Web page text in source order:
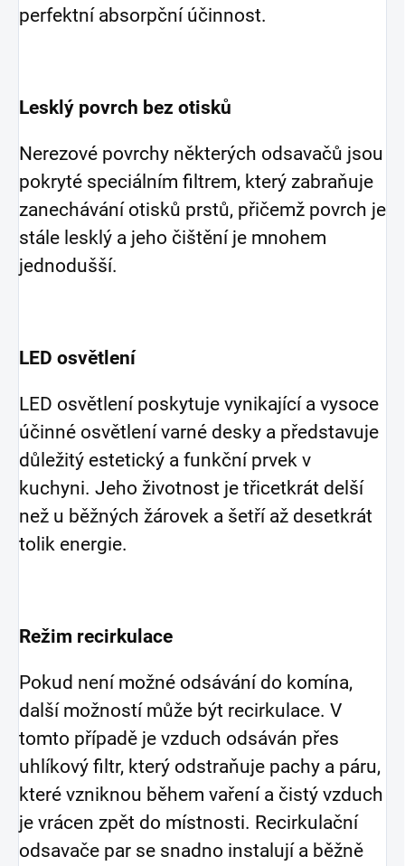
perfektní absorpční účinnost.
Lesklý povrch bez otisků
Nerezové povrchy některých odsavačů jsou
pokryté speciálním filtrem, který zabraňuje
zanechávání otisků prstů, přičemž povrch je
stále lesklý a jeho čištění je mnohem
jednodušší.
LED osvětlení
LED osvětlení poskytuje vynikající a vysoce
účinné osvětlení varné desky a představuje
důležitý estetický a funkční prvek v
kuchyni. Jeho životnost je třicetkrát delší
než u běžných žárovek a šetří až desetkrát
tolik energie.
Režim recirkulace
Pokud není možné odsávání do komína,
další možností může být recirkulace. V
tomto případě je vzduch odsáván přes
uhlíkový filtr, který odstraňuje pachy a páru,
které vzniknou během vaření a čistý vzduch
je vrácen zpět do místnosti. Recirkulační
odsavače par se snadno instalují a běžně